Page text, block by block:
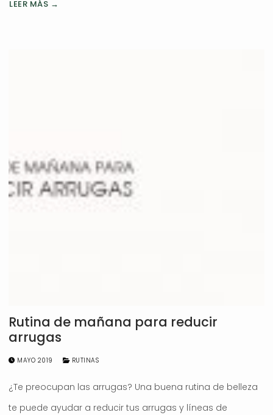
LEER MÁS →
Rutina de mañana para reducir
arrugas
MAYO 2019 RUTINAS
¿Te preocupan las arrugas? Una buena rutina de belleza
te puede ayudar a reducir tus arrugas y líneas de